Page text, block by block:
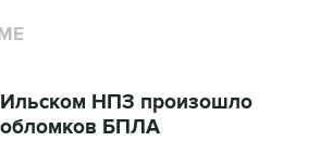
Ильском НПЗ произошло
обломков БПЛА